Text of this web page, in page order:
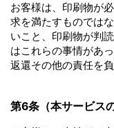
お客様は、印刷物が
求を満たすものでは
いこと、印刷物が判
はこれらの事情があ
返還その他の責任を
第6条（本サービス